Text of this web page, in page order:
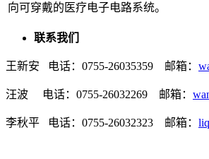
向可穿戴的医疗电子电路系统。
联系我们
王新安 电话：0755-26035359 邮箱：
汪波 电话：0755-26032269 邮箱：
李秋平 电话：0755-26032323 邮箱：